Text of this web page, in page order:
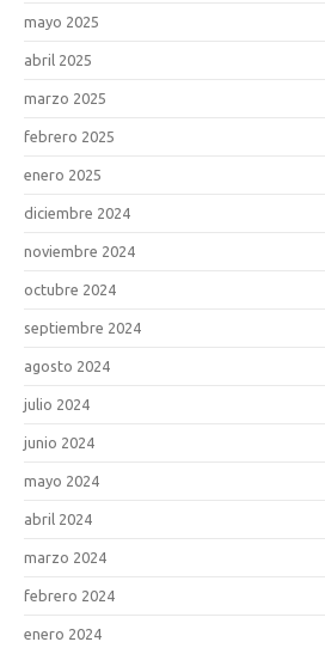
mayo 2025
abril 2025
marzo 2025
febrero 2025
enero 2025
diciembre 2024
noviembre 2024
octubre 2024
septiembre 2024
agosto 2024
julio 2024
junio 2024
mayo 2024
abril 2024
marzo 2024
febrero 2024
enero 2024